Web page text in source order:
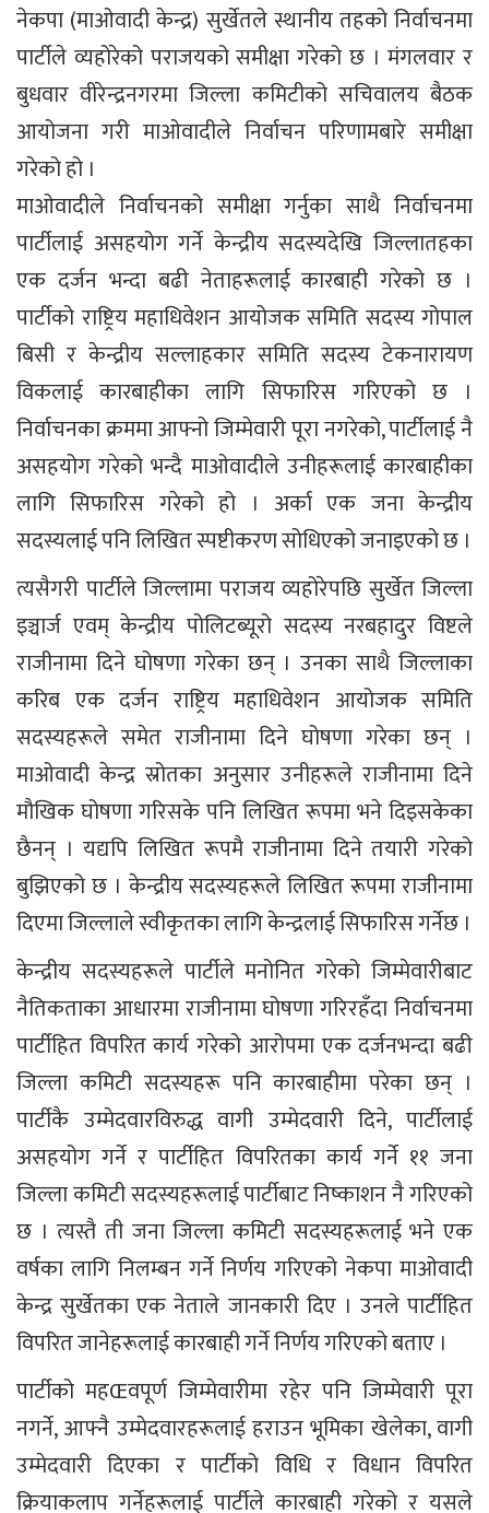
नेकपा (माओवादी केन्द्र) सुर्खेतले स्थानीय तहको निर्वाचनमा
पार्टीले व्यहोरेको पराजयको समीक्षा गरेको छ । मंगलवार र
बुधवार वीरेन्द्रनगरमा जिल्ला कमिटीको सचिवालय बैठक
आयोजना गरी माओवादीले निर्वाचन परिणामबारे समीक्षा
गरेको हो ।
माओवादीले निर्वाचनको समीक्षा गर्नुका साथै निर्वाचनमा
पार्टीलाई असहयोग गर्ने केन्द्रीय सदस्यदेखि जिल्लातहका
एक दर्जन भन्दा बढी नेताहरूलाई कारबाही गरेको छ ।
पार्टीको राष्ट्रिय महाधिवेशन आयोजक समिति सदस्य गोपाल
बिसी र केन्द्रीय सल्लाहकार समिति सदस्य टेकनारायण
विकलाई कारबाहीका लागि सिफारिस गरिएको छ ।
निर्वाचनका क्रममा आफ्नो जिम्मेवारी पूरा नगरेको, पार्टीलाई नै
असहयोग गरेको भन्दै माओवादीले उनीहरूलाई कारबाहीका
लागि सिफारिस गरेको हो । अर्का एक जना केन्द्रीय
सदस्यलाई पनि लिखित स्पष्टीकरण सोधिएको जनाइएको छ ।
त्यसैगरी पार्टीले जिल्लामा पराजय व्यहोरेपछि सुर्खेत जिल्ला
इञ्चार्ज एवम् केन्द्रीय पोलिटब्यूरो सदस्य नरबहादुर विष्टले
राजीनामा दिने घोषणा गरेका छन् । उनका साथै जिल्लाका
करिब एक दर्जन राष्ट्रिय महाधिवेशन आयोजक समिति
सदस्यहरूले समेत राजीनामा दिने घोषणा गरेका छन् ।
माओवादी केन्द्र स्रोतका अनुसार उनीहरूले राजीनामा दिने
मौखिक घोषणा गरिसके पनि लिखित रूपमा भने दिइसकेका
छैनन् । यद्यपि लिखित रूपमै राजीनामा दिने तयारी गरेको
बुझिएको छ । केन्द्रीय सदस्यहरूले लिखित रूपमा राजीनामा
दिएमा जिल्लाले स्वीकृतका लागि केन्द्रलाई सिफारिस गर्नेछ ।
केन्द्रीय सदस्यहरूले पार्टीले मनोनित गरेको जिम्मेवारीबाट
नैतिकताका आधारमा राजीनामा घोषणा गरिरहँदा निर्वाचनमा
पार्टीहित विपरित कार्य गरेको आरोपमा एक दर्जनभन्दा बढी
जिल्ला कमिटी सदस्यहरू पनि कारबाहीमा परेका छन् ।
पार्टीकै उम्मेदवारविरुद्ध वागी उम्मेदवारी दिने, पार्टीलाई
असहयोग गर्ने र पार्टीहित विपरितका कार्य गर्ने ११ जना
जिल्ला कमिटी सदस्यहरूलाई पार्टीबाट निष्काशन नै गरिएको
छ । त्यस्तै ती जना जिल्ला कमिटी सदस्यहरूलाई भने एक
वर्षका लागि निलम्बन गर्ने निर्णय गरिएको नेकपा माओवादी
केन्द्र सुर्खेतका एक नेताले जानकारी दिए । उनले पार्टीहित
विपरित जानेहरूलाई कारबाही गर्ने निर्णय गरिएको बताए ।
पार्टीको महŒवपूर्ण जिम्मेवारीमा रहेर पनि जिम्मेवारी पूरा
नगर्ने, आफ्नै उम्मेदवारहरूलाई हराउन भूमिका खेलेका, वागी
उम्मेदवारी दिएका र पार्टीको विधि र विधान विपरित
क्रियाकलाप गर्नेहरूलाई पार्टीले कारबाही गरेको र यसले